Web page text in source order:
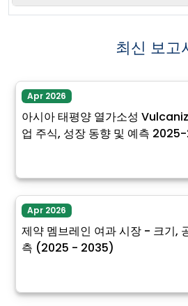
최신 보고
Apr 2026
아시아 태평양 열가소성
업 주식, 성장 동향 및 예측
Apr 2026
제약 멤브레인 여과 시장 - 크기,
측 (2025 - 2035)